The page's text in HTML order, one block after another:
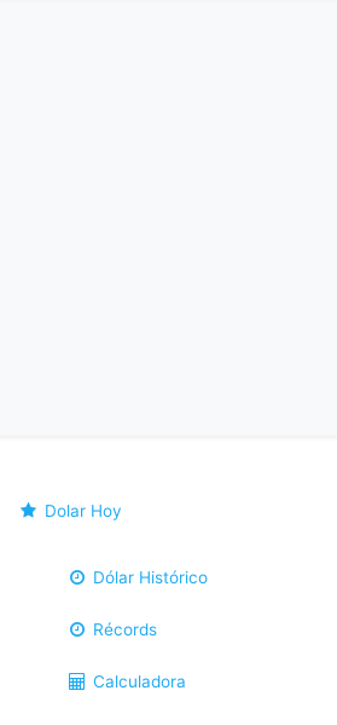
Dolar Hoy
Dólar Histórico
Récords
Calculadora